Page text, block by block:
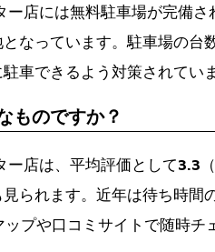
店には無料駐車場が完備
なっています。駐車場の
車できるよう対策されていま
ものですか？
ー店は、平均評価として3.3
られます。近年は待ち時
プや口コミサイトで随時チ